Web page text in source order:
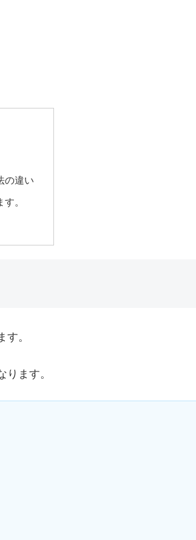
の違い
。
。
ります。